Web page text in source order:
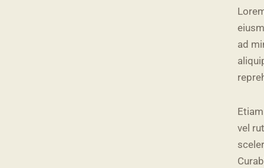
ad
vel